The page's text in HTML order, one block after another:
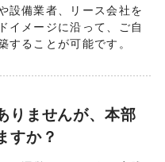
設備業者、リース会社を
イメージに沿って、ご自
することが可能です。
りませんが、本部
すか？